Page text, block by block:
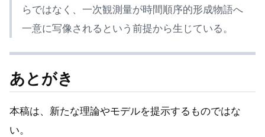
らではなく、一次観測量が時間順序的形成物語へ
一意に写像されるという前提から生じている。
あとがき
本稿は、新たな理論やモデルを提示するものではな
い。